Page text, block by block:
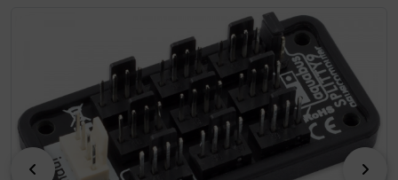
Wenn mehr als ein Produktbild existiert, können Sie die
zurück